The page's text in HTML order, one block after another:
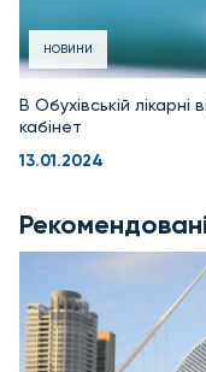
НОВИНИ
В Обухівській лікарні
кабінет
13.01.2024